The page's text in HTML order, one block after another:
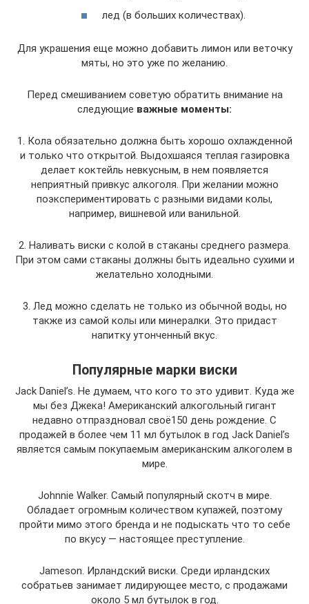
лед (в больших количествах).
Для украшения еще можно добавить лимон или веточку
мяты, но это уже по желанию.
Перед смешиванием советую обратить внимание на
следующие важные моменты:
1. Кола обязательно должна быть хорошо охлажденной
и только что открытой. Выдохшаяся теплая газировка
делает коктейль невкусным, в нем появляется
неприятный привкус алкоголя. При желании можно
поэкспериментировать с разными видами колы,
например, вишневой или ванильной.
2. Наливать виски с колой в стаканы среднего размера.
При этом сами стаканы должны быть идеально сухими и
желательно холодными.
3. Лед можно сделать не только из обычной воды, но
также из самой колы или минералки. Это придаст
напитку утонченный вкус.
Популярные марки виски
Jack Daniel’s. Не думаем, что кого то это удивит. Куда же
мы без Джека! Американский алкогольный гигант
недавно отпраздновал своё150 день рождение. С
продажей в более чем 11 мл бутылок в год Jack Daniel’s
является самым покупаемым американским алкоголем в
мире.
Johnnie Walker. Самый популярный скотч в мире.
Обладает огромным количеством купажей, поэтому
пройти мимо этого бренда и не подыскать что то себе
по вкусу — настоящее преступление.
Jameson. Ирландский виски. Среди ирландских
собратьев занимает лидирующее место, с продажами
около 5 мл бутылок в год.